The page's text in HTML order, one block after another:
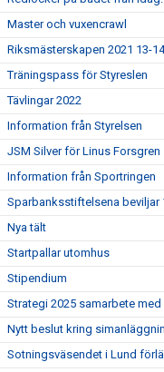
Master och vuxencrawl
Riksmästerskapen 2021 13-
Träningspass för Styreslen
Tävlingar 2022
Information från Styrelsen
JSM Silver för Linus Forsgren
Information från Sportringen
Sparbanksstiftelsena beviljar
Nya tält
Startpallar utomhus
Stipendium
Strategi 2025 samarbete med
Nytt beslut kring
Sotningsväsendet i Lund